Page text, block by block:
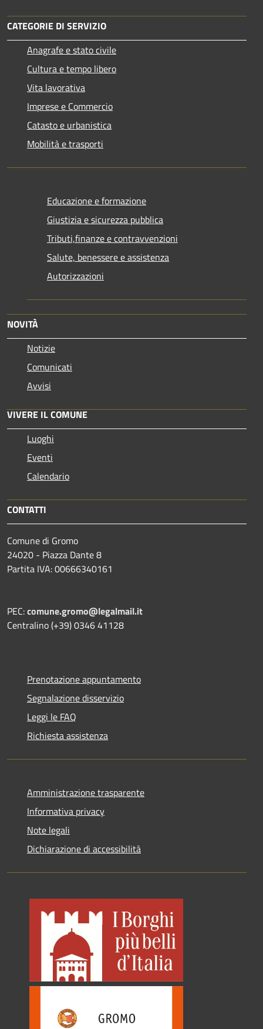
CATEGORIE DI SERVIZIO
Anagrafe e stato civile
Cultura e tempo libero
Vita lavorativa
Imprese e Commercio
Catasto e urbanistica
Mobilità e trasporti
Educazione e formazione
Giustizia e sicurezza pubblica
Tributi,finanze e contravvenzioni
Salute, benessere e assistenza
Autorizzazioni
NOVITÀ
Notizie
Comunicati
Avvisi
VIVERE IL COMUNE
Luoghi
Eventi
Calendario
CONTATTI
Comune di Gromo
24020 - Piazza Dante 8
Partita IVA: 00666340161
PEC:comune.gromo@legalmail.it
Centralino (+39) 0346 41128
Prenotazione appuntamento
Segnalazione disservizio
Leggi le FAQ
Richiesta assistenza
Amministrazione trasparente
Informativa privacy
Note legali
Dichiarazione di accessibilità